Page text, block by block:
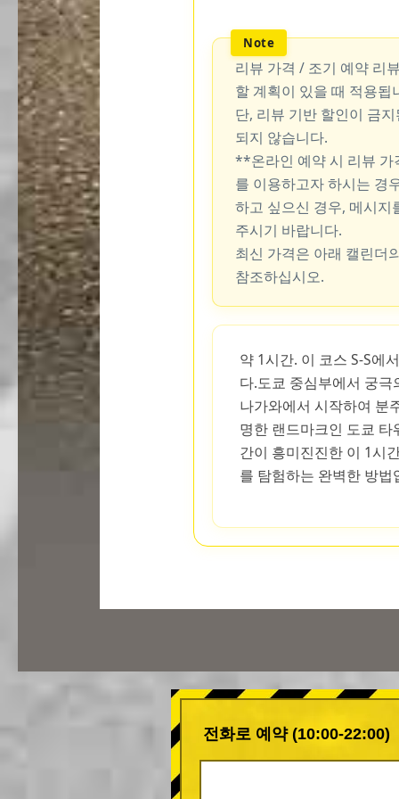
리뷰 가격 / 조기 예약 리
할 계획이 있을 때 적용됩
단, 리뷰 기반 할인이 금
되지 않습니다.
**온라인 예약 시 리뷰 가
를 이용하고자 하시는 경
하고 싶으신 경우, 메시지
주시기 바랍니다.
최신 가격은 아래 캘린더
참조하십시오.
약 1시간. 이 코스 S-S에
다.도쿄 중심부에서 궁
나가와에서 시작하여 분
명한 랜드마크인 도쿄
간이 흥미진진한 이 1시
를 탐험하는 완벽한 방법
전화로 예약 (10:00-22:00)